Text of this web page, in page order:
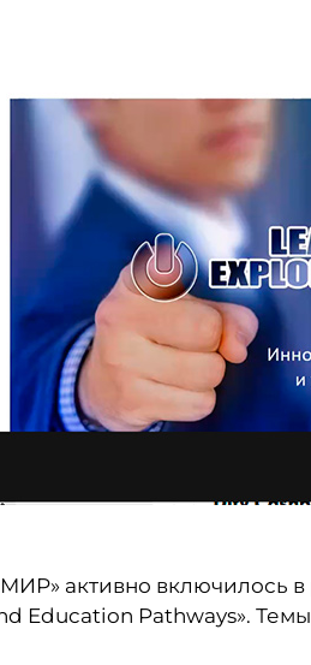
активно включилось
Education Pathways».